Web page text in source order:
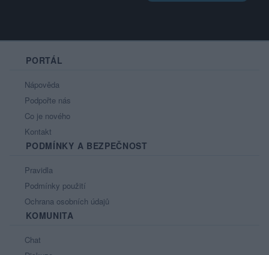
PORTÁL
Nápověda
Podpořte nás
Co je nového
Kontakt
PODMÍNKY A BEZPEČNOST
Pravidla
Podmínky použití
Ochrana osobních údajů
KOMUNITA
Chat